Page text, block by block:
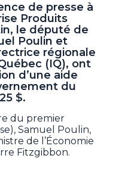
de presse à
Produits
le député de
Poulin et
régionale
(IQ), ont
d’une aide
du
$.
du premier
Samuel Poulin,
de l’Économie
Fitzgibbon.